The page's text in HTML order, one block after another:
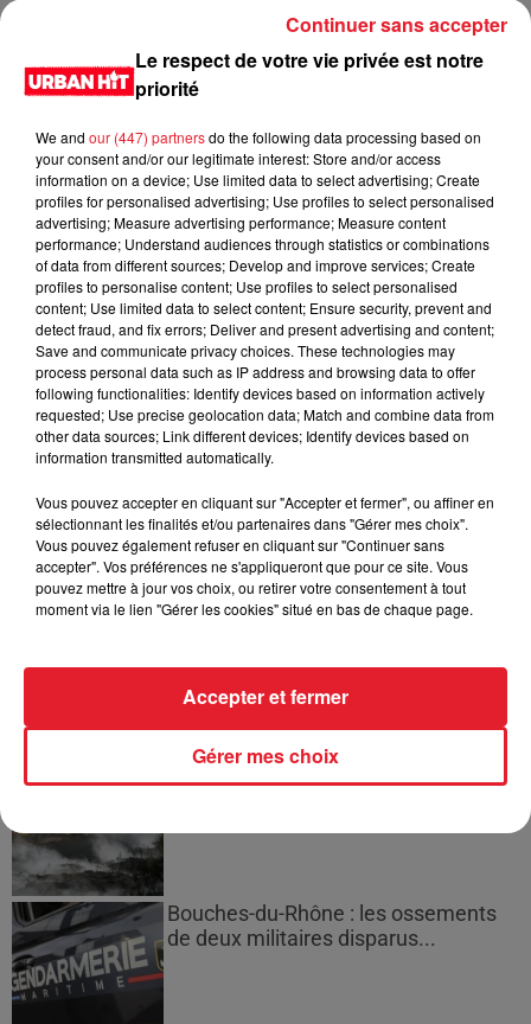
Malgré les tensions entre les chroniqueurs de TPMP,
Christophe Dechavanne a réussi à rebondir grâce à France 2
qui lui a permis de retrouver l'antenne en le propulsant
comme "invité permanent" de Quelle époque !, le nouveau
talk de Léa Salamé le samedi soir. L’animateur semble donc
avoir trouvé sa place dans le paysage audiovisuel actuel.
LES DERNIÈRES NEWS Voir plus
Jay-Z se bat contre la grand-mère
d'un homme prétendant être son fils
Cassie met fin à une ex-escorte
masculine dans sa bataille...
Des vitres tombent de la tour
Montparnasse : des désaccords
Incendies en Gironde : encore
plusieurs semaines avant
Bouches-du-Rhône : les ossements
de deux militaires disparus...
Le respect de votre vie privée est notre
priorité
We and our (447) partnersdo the following data processing based on
your consent and/or our legitimate interest: Store and/or access
information on a device; Use limited data to select advertising; Create
profiles for personalised advertising; Use profiles to select personalised
advertising; Measure advertising performance; Measure content
performance; Understand audiences through statistics or combinations
of data from different sources; Develop and improve services; Create
profiles to personalise content; Use profiles to select personalised
content; Use limited data to select content; Ensure security, prevent and
detect fraud, and fix errors; Deliver and present advertising and content;
Save and communicate privacy choices. These technologies may
process personal data such as IP address and browsing data to offer
following functionalities: Identify devices based on information actively
requested; Use precise geolocation data; Match and combine data from
other data sources; Link different devices; Identify devices based on
information transmitted automatically.
Vous pouvez accepter en cliquant sur "Accepter et fermer", ou affiner en
sélectionnant les finalités et/ou partenaires dans "Gérer mes choix".
Vous pouvez également refuser en cliquant sur "Continuer sans
accepter". Vos préférences ne s'appliqueront que pour ce site. Vous
pouvez mettre à jour vos choix, ou retirer votre consentement à tout
moment via le lien "Gérer les cookies" situé en bas de chaque page.
Gérer mes choix
Accepter et fermer
Continuer sans accepter